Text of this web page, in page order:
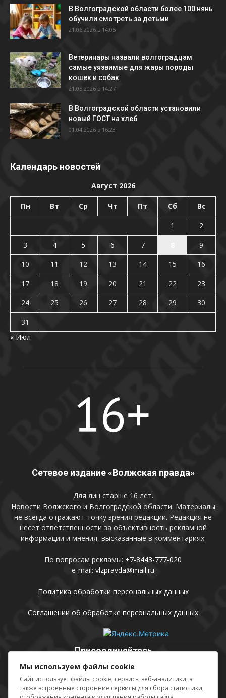
В Волгоградской области более 100 нянь
обучили смотреть за детьми
21.06.2026 в 14:05
Ветеринары назвали волгоградцам
самые уязвимые для жары породы
кошек и собак
21.05.2026 в 14:27
В Волгоградской области установили
новый ГОСТ на хлеб
01.04.2026 в 16:23
Календарь новостей
Август 2026
Пн Вт Ср Чт Пт Сб Вс
1
2
3
4 5 6 7
9
10
11 12 13 14 15
16
17
18 19 20 21 22
23
24
25 26 27 28 29
30
31
« Июл
Сетевое издание «Волжская правда»
Для лиц старше 16 лет.
Новости Волжского и Волгоградской области. Материалы
не всегда отражают точку зрения редакции. Редакция не
несет ответственности за объективность рекламной
информации и мнения, высказанные в комментариях.
По вопросам рекламы: +7-8443-777-020
e-mail: vlzpravda@mail.ru
Политика обработки персональных данных
Соглашении об обработке персональных данных
Присоединяйтесь
Мы используем файлы cookie
Сайт использует файлы cookie, сервисы веб-аналитики, а
также встроенные сторонние сервисы для сбора статистики,